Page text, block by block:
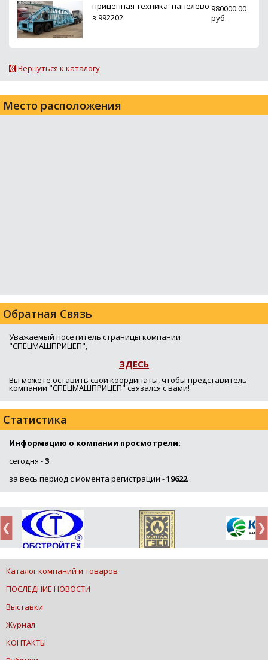
прицепная техника: панелево
з 992202
980000.00
руб.
Вернуться к каталогу
Место расположения
Обратная Связь
Уважаемый посетитель страницы компании
"СПЕЦМАШПРИЦЕП",
ЗДЕСЬ
Вы можете оставить свои координаты, чтобы представитель
компании "СПЕЦМАШПРИЦЕП" связался с вами!
Статистика
Информацию о компании просмотрели:
сегодня -3
за весь период с момента регистрации -19622
Каталог компаний и товаров
ПОСЛЕДНИЕ НОВОСТИ
Выставки
Журнал
КОНТАКТЫ